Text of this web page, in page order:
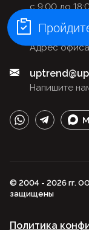
с 9:00 до
Адрес офиса
Москва, ул.
Напишите
© 2004 - 2026 гг.
защищены
Политика